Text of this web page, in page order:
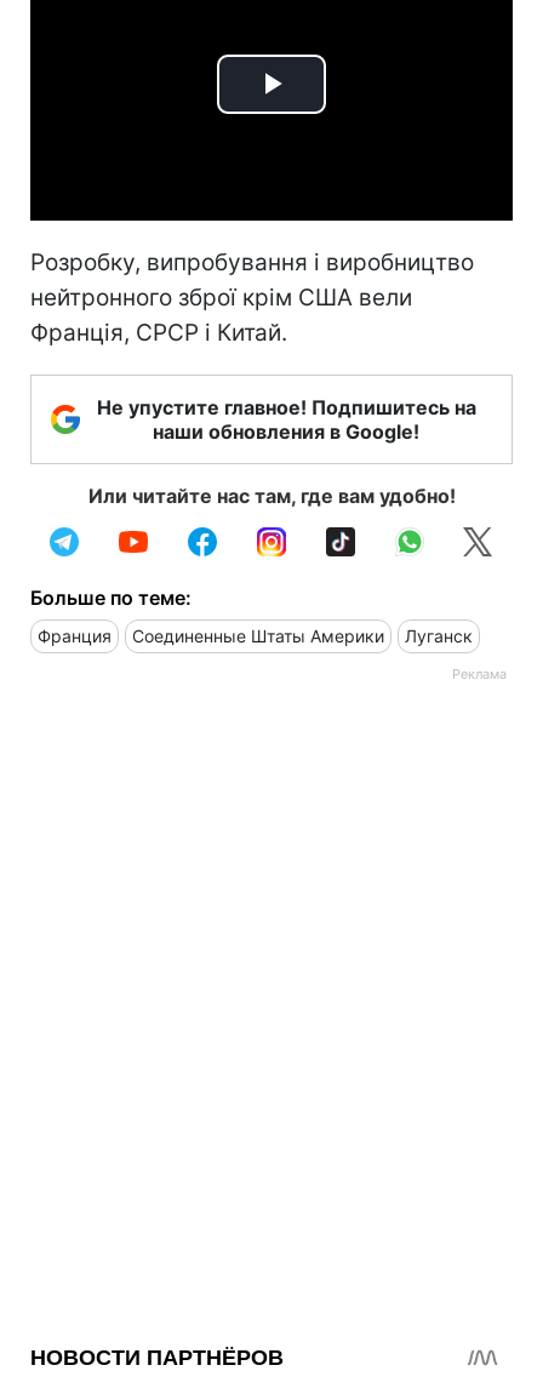
Play
Розробку, випробування і виробництво
нейтронного зброї крім США вели
Франція, СРСР і Китай.
Не упустите главное! Подпишитесь на
наши обновления в Google!
Или читайте нас там, где вам удобно!
Больше по теме:
Франция Соединенные Штаты Америки Луганск